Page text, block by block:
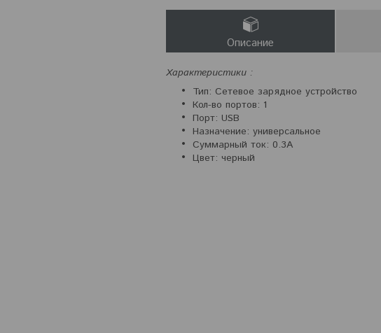
Описание
Характеристики :
Тип: Сетевое зарядное устройство
Кол-во портов: 1
Порт: USB
Назначение: универсальное
Суммарный ток: 0.3А
Цвет: черный